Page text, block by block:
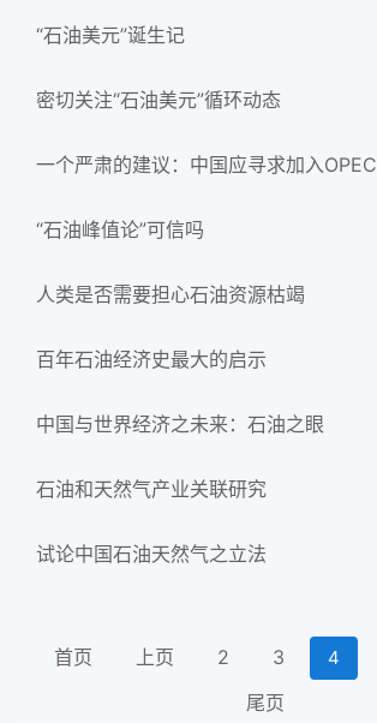
“石油美元”诞生记
密切关注“石油美元”循环动态
一个严肃的建议：中国应寻求加入OPEC
“石油峰值论”可信吗
人类是否需要担心石油资源枯竭
百年石油经济史最大的启示
中国与世界经济之未来：石油之眼
石油和天然气产业关联研究
试论中国石油天然气之立法
首页 上页 2 3 4
尾页